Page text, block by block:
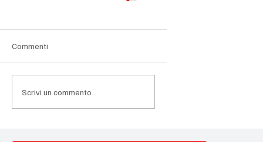
Commenti
Scrivi un commento...